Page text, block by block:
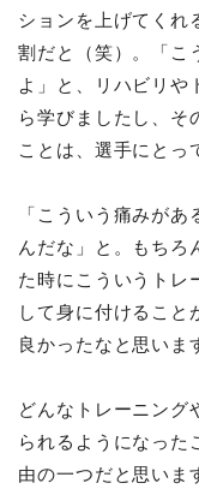
ションを上げてくれ
割だと（笑）。「こ
よ」と、リハビリや
ら学びましたし、そ
ことは、選手にとっ
「こういう痛みが
んだな」と。もちろ
た時にこういうトレ
して身に付けること
良かったなと思いま
どんなトレーニング
られるようになった
由の一つだと思いま